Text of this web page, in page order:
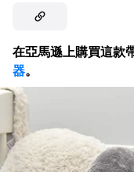
在亞馬遜上購買這款
器。